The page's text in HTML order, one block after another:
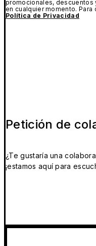
promocionales,
en cualquier momento.
Política de Privacidad
Petición de
¿Te gustaría una
¡estamos aquí para